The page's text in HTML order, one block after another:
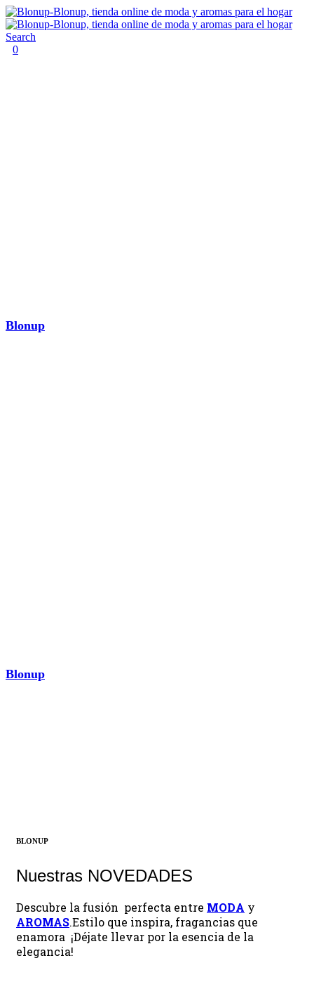
Search
0
Blonup
Blonup
BLONUP
Nuestras NOVEDADES
Descubre la fusión perfecta entre MODA y
AROMAS.Estilo que inspira, fragancias que
enamora ¡Déjate llevar por la esencia de la
elegancia!